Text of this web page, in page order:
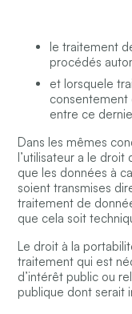
le traitement
procédés
et lorsquele
consentement
entre ce
Dans les mêmes
l’utilisateur a le
que les données à
soient transmises
traitement de
que cela soit
Le droit à la
traitement qui est
d’intérêt public ou
publique dont serait